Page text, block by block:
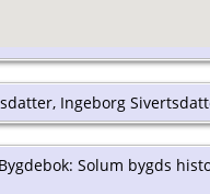
Ingeborg
Solum bygds